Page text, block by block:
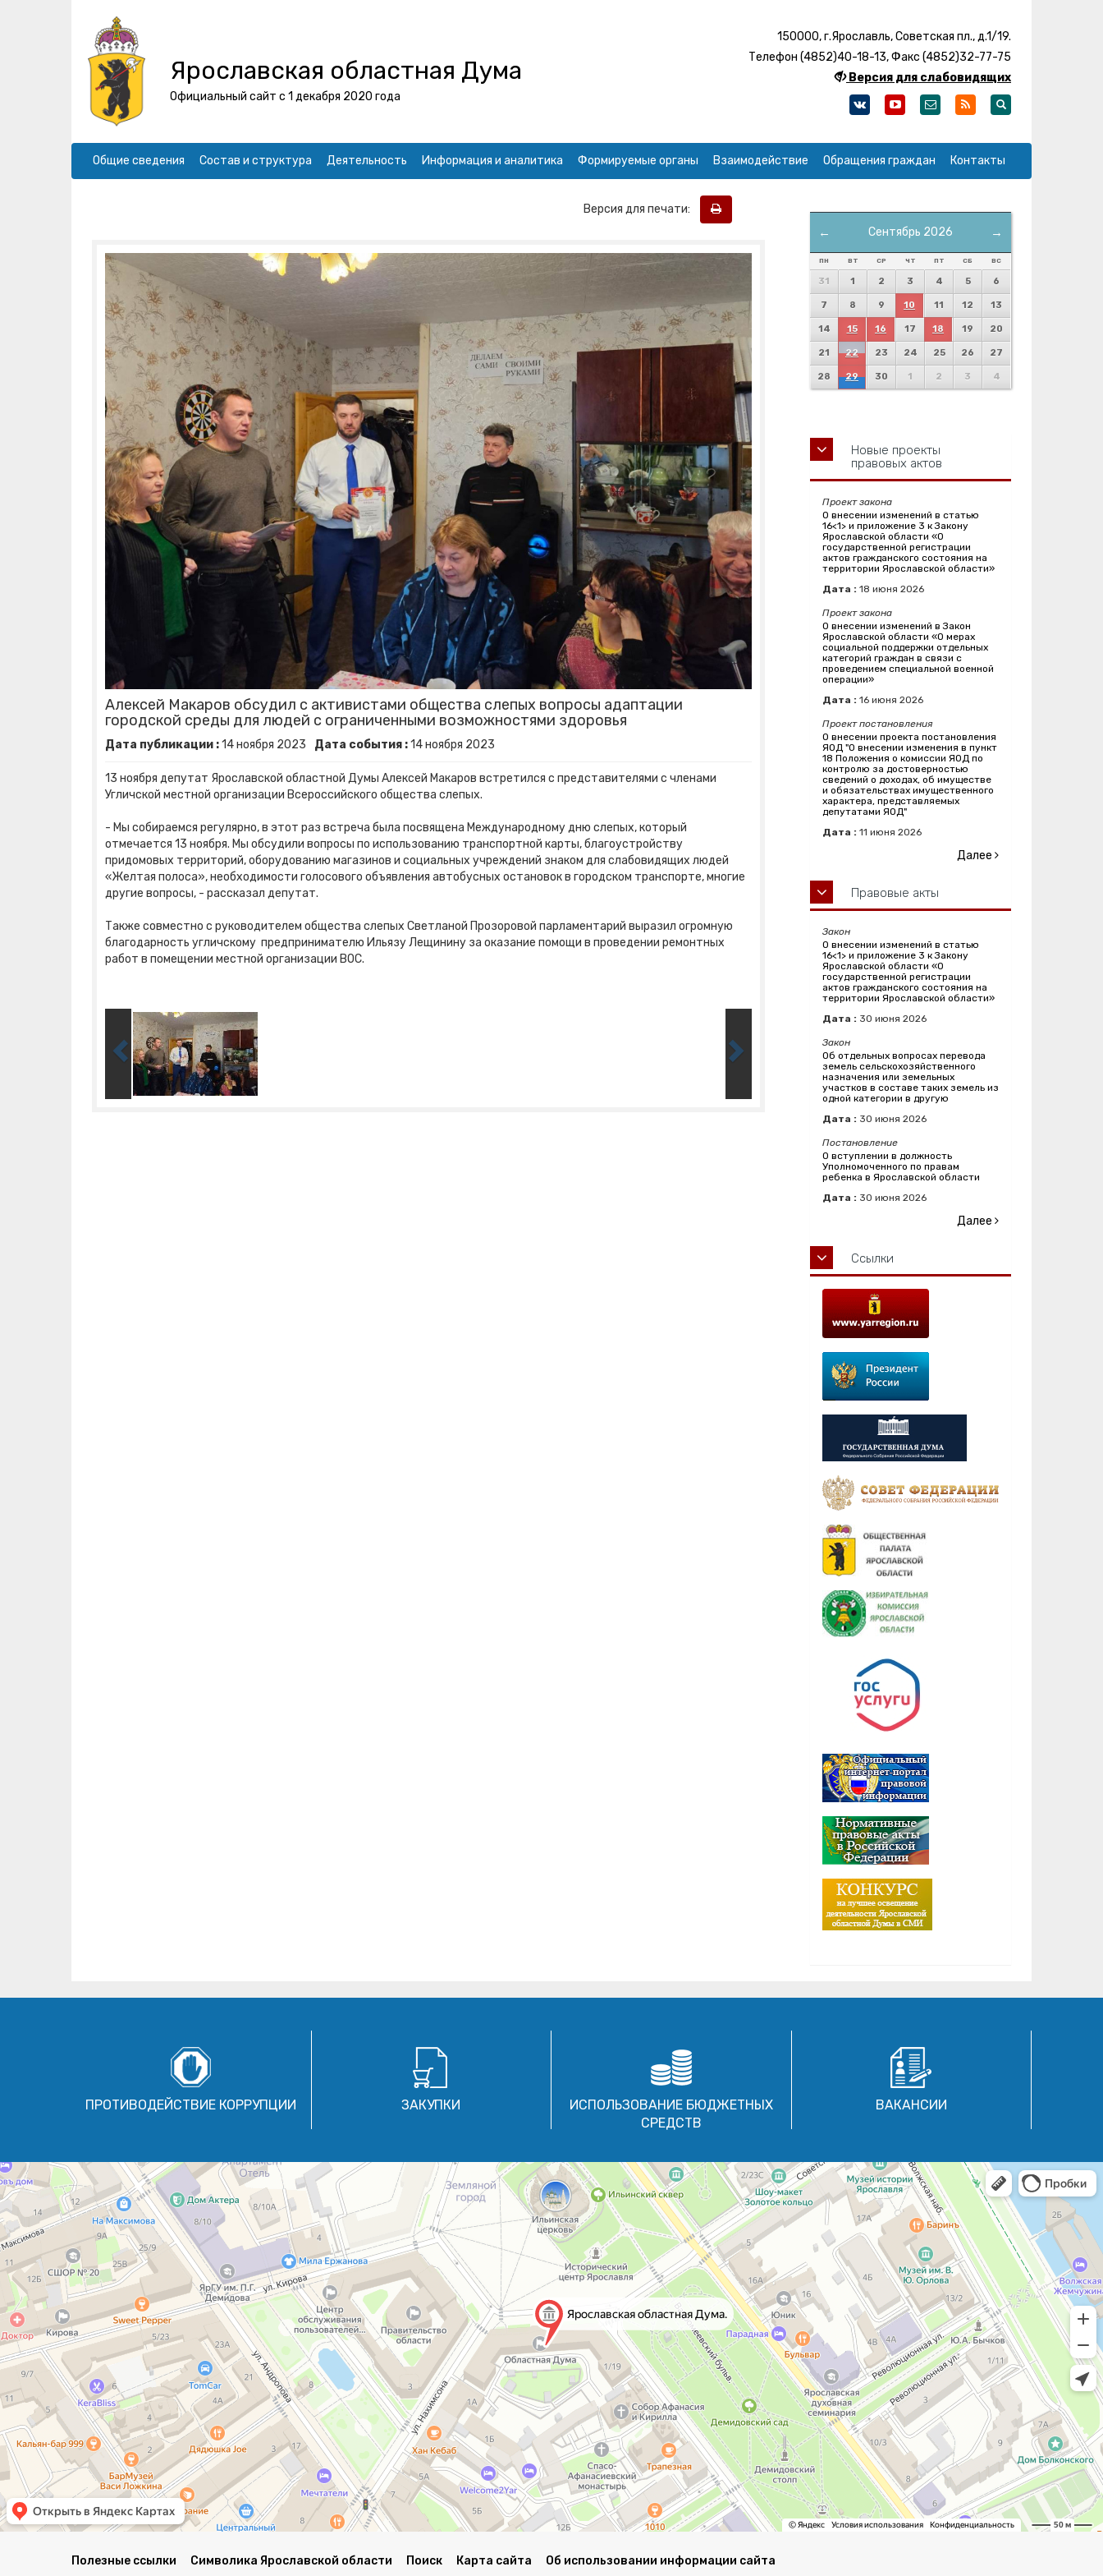
Ярославская областная Дума
Официальный сайт с 1 декабря 2020 года
150000, г.Ярославль, Советская пл., д.1/19.
Телефон (4852)40-18-13, Факс (4852)32-77-75
Версия для слабовидящих
Общие сведения Состав и структура Деятельность Информация и аналитика Формируемые органы Взаимодействие Обращения граждан Контакты
Версия для печати:
Алексей Макаров обсудил с активистами общества слепых вопросы адаптации
городской среды для людей с ограниченными возможностями здоровья
Дата публикации :14ноября 2023 Дата события :14ноября 2023
13 ноября депутат Ярославской областной Думы Алексей Макаров встретился с представителями с членами
Угличской местной организации Всероссийского общества слепых.
- Мы собираемся регулярно, в этот раз встреча была посвящена Международному дню слепых, который
отмечается 13 ноября. Мы обсудили вопросы по использованию транспортной карты, благоустройству
придомовых территорий, оборудованию магазинов и социальных учреждений знаком для слабовидящих людей
«Желтая полоса», необходимости голосового объявления автобусных остановок в городском транспорте, многие
другие вопросы, - рассказал депутат.
Также совместно с руководителем общества слепых Светланой Прозоровой парламентарий выразил огромную
благодарность угличскому предпринимателю Ильязу Лещинину за оказание помощи в проведении ремонтных
работ в помещении местной организации ВОС.
← →
Сентябрь 2026
ПН ВТ СР ЧТ ПТ СБ ВС
31 1 2 3 4 5 6
7 8 9 10 11 12 13
14 15 16 17 18 19 20
21 22 23 24 25 26 27
28 29 30 1 2 3 4
Новые проекты
правовых актов
Проект закона
О внесении изменений в статью
16<1> и приложение 3 к Закону
Ярославской области «О
государственной регистрации
актов гражданского состояния на
территории Ярославской области»
Дата : 18 июня 2026
Проект закона
О внесении изменений в Закон
Ярославской области «О мерах
социальной поддержки отдельных
категорий граждан в связи с
проведением специальной военной
операции»
Дата : 16 июня 2026
Проект постановления
О внесении проекта постановления
ЯОД "О внесении изменения в пункт
18 Положения о комиссии ЯОД по
контролю за достоверностью
сведений о доходах, об имуществе
и обязательствах имущественного
характера, представляемых
депутатами ЯОД"
Дата : 11 июня 2026
Далее
Правовые акты
Закон
О внесении изменений в статью
16<1> и приложение 3 к Закону
Ярославской области «О
государственной регистрации
актов гражданского состояния на
территории Ярославской области»
Дата : 30 июня 2026
Закон
Об отдельных вопросах перевода
земель сельскохозяйственного
назначения или земельных
участков в составе таких земель из
одной категории в другую
Дата : 30 июня 2026
Постановление
О вступлении в должность
Уполномоченного по правам
ребенка в Ярославской области
Дата : 30 июня 2026
Далее
Ссылки
ПРОТИВОДЕЙСТВИЕ КОРРУПЦИИ ЗАКУПКИ
ИСПОЛЬЗОВАНИЕ БЮДЖЕТНЫХ
СРЕДСТВ
ВАКАНСИИ
Полезные ссылки Символика Ярославской области Поиск Карта сайта Об использовании информации сайта